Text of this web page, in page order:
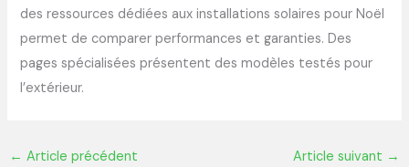
des ressources dédiées aux installations solaires pour Noël
permet de comparer performances et garanties. Des
pages spécialisées présentent des modèles testés pour
l’extérieur.
← Article précédent Article suivant →